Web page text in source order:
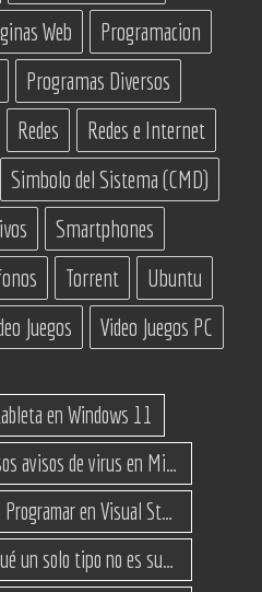
Web
Programacion
Programas Diversos
Redes
Redes e Internet
Simbolo del Sistema (CMD)
Smartphones
Torrent
Ubuntu
Juegos Video Juegos PC
en Windows 11
Cómo eliminar los falsos avisos de virus en Microsoft Edge
IA Constructoras para Programar en Visual Studio con C#
no es suficiente? (Guía de variantes)